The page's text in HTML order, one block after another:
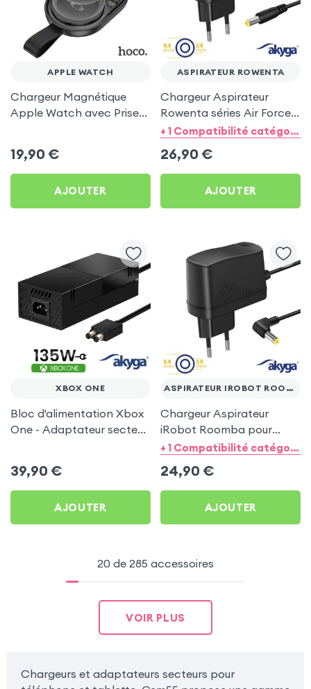
APPLE WATCH
Chargeur Magnétique
Apple Watch avec Prise
19,90 €
AJOUTER
ASPIRATEUR ROWENTA
Chargeur Aspirateur
Rowenta séries Air Force ,
Air Force Extreme - Akyga+ 1 Compatibilité catégorie
26,90 €
AJOUTER
XBOX ONE
Bloc d'alimentation Xbox
One - Adaptateur secteur
39,90 €
AJOUTER
ASPIRATEUR IROBOT ROOMBA
Chargeur Aspirateur
iRobot Roomba pour
séries 900 / 800 / 700 / + 1 Compatibilité catégorie
24,90 €
AJOUTER
20 de 285 accessoires
VOIR PLUS
Chargeurs et adaptateurs secteurs pour